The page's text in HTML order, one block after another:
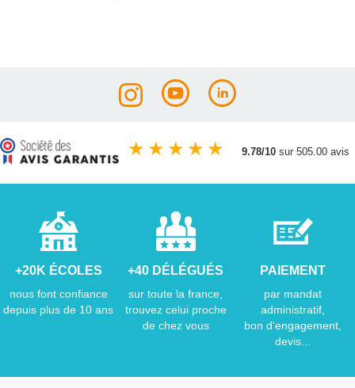
★ ★ ★ ★ ★ 9.78/10 sur 505.00 avis
+20K ÉCOLES
nous font confiance
depuis plus de 10 ans
+40 DÉLÉGUÉS
sur toute la france,
trouvez celui proche
de chez vous
PAIEMENT
par mandat
administratif,
bon d'engagement,
devis...